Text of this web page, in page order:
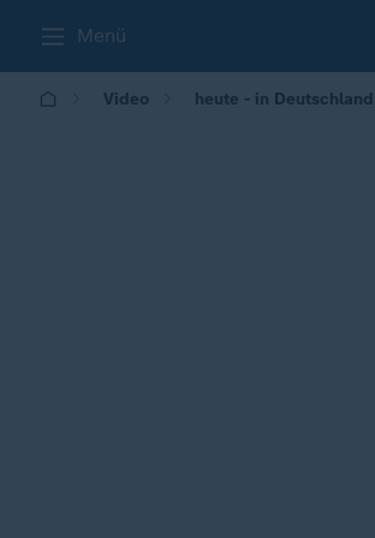
Menü
Video heute - in Deutschland